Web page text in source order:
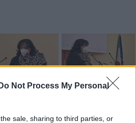
Do Not Process My Personal
sale, sharing to third parties, or